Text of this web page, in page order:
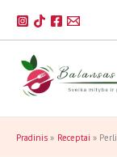
prie
turinio
Pradinis Receptai
P
i
e